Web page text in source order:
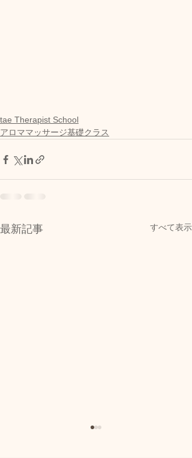
tae Therapist School
アロママッサージ基礎クラス
最新記事 すべて表示